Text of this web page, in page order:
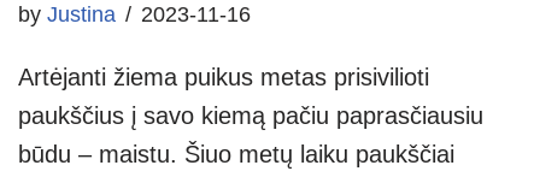
by Justina 2023-11-16
Artėjanti žiema puikus metas prisivilioti
paukščius į savo kiemą pačiu paprasčiausiu
būdu – maistu. Šiuo metų laiku paukščiai